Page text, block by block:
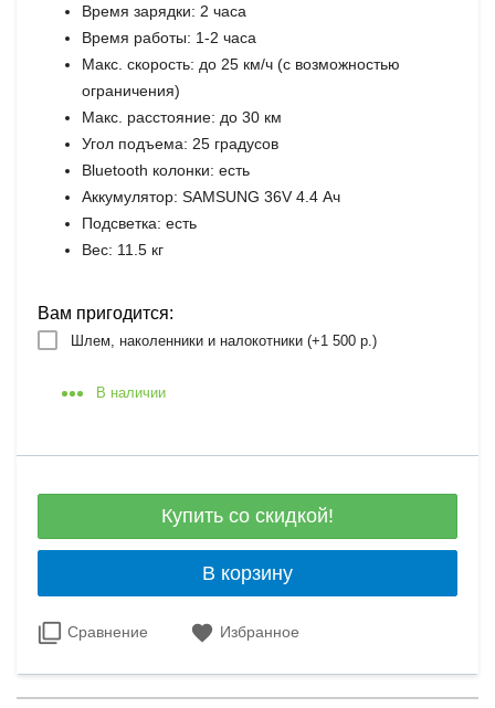
Время зарядки: 2 часа
Время работы: 1-2 часа
Макс. скорость: до 25 км/ч (с возможностью
ограничения)
Макс. расстояние: до 30 км
Угол подъема: 25 градусов
Bluetooth колонки: есть
Аккумулятор: SAMSUNG 36V 4.4 Ач
Подсветка: есть
Вес: 11.5 кг
Вам пригодится:
Шлем, наколенники и налокотники (+1 500 р.)
В наличии
Купить со скидкой!
В корзину
Сравнение Избранное